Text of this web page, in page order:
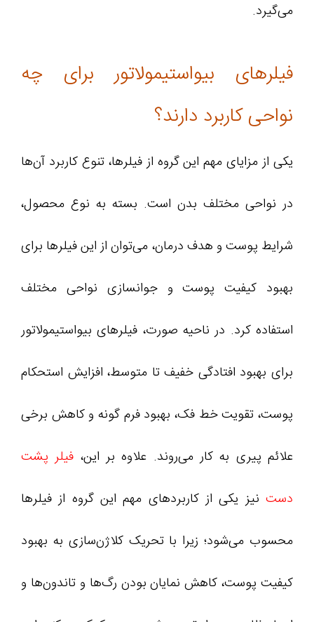
می‌گیرد.
فیلرهای بیواستیمولاتور برای چه
نواحی کاربرد دارند؟
یکی از مزایای مهم این گروه از فیلرها، تنوع کاربرد آن‌ها
در نواحی مختلف بدن است. بسته به نوع محصول،
شرایط پوست و هدف درمان، می‌توان از این فیلرها برای
بهبود کیفیت پوست و جوانسازی نواحی مختلف
استفاده کرد. در ناحیه صورت، فیلرهای بیواستیمولاتور
برای بهبود افتادگی خفیف تا متوسط، افزایش استحکام
پوست، تقویت خط فک، بهبود فرم گونه و کاهش برخی
علائم پیری به کار می‌روند. علاوه بر این، فیلر پشت
دست نیز یکی از کاربردهای مهم این گروه از فیلرها
محسوب می‌شود؛ زیرا با تحریک کلاژن‌سازی به بهبود
کیفیت پوست، کاهش نمایان بودن رگ‌ها و تاندون‌ها و